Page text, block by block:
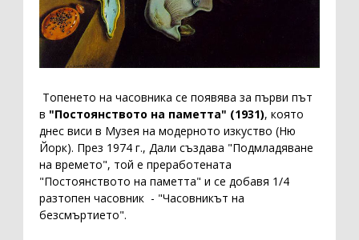
Топенето на часовника се появява за първи път
в "Постоянството на паметта" (1931), която
днес виси в Музея на модерното изкуство (Ню
Йорк). През 1974 г., Дали създава "Подмладяване
на времето", той е преработената
"Постоянството на паметта" и се добавя 1/4
разтопен часовник - "Часовникът на
безсмъртието".